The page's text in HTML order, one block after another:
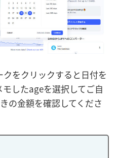
をクリックすると日付を
したageを選択してご自
の金額を確認してくださ